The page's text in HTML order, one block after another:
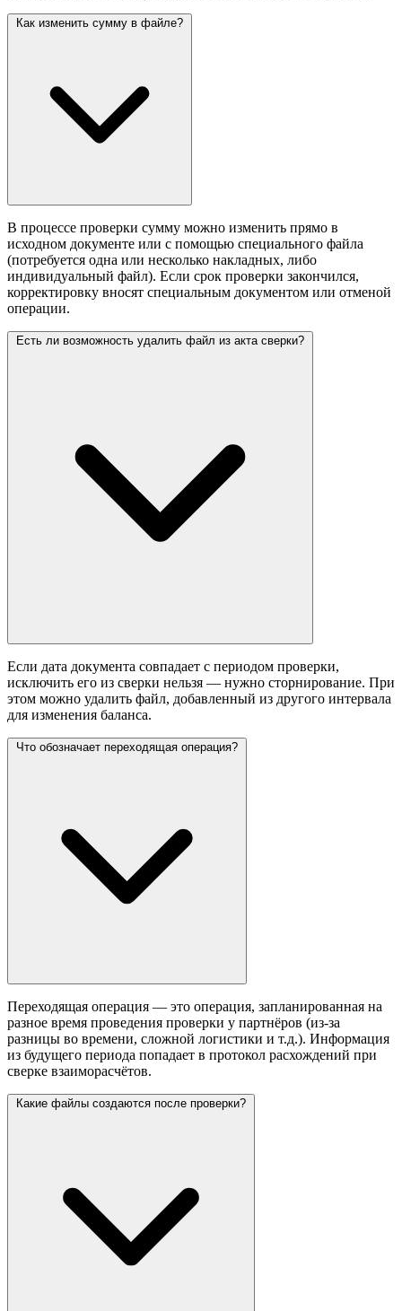
Как изменить сумму в файле?
В процессе проверки сумму можно изменить прямо в
исходном документе или с помощью специального файла
(потребуется одна или несколько накладных, либо
индивидуальный файл). Если срок проверки закончился,
корректировку вносят специальным документом или отменой
операции.
Есть ли возможность удалить файл из акта сверки?
Если дата документа совпадает с периодом проверки,
исключить его из сверки нельзя — нужно сторнирование. При
этом можно удалить файл, добавленный из другого интервала
для изменения баланса.
Что обозначает переходящая операция?
Переходящая операция — это операция, запланированная на
разное время проведения проверки у партнёров (из-за
разницы во времени, сложной логистики и т.д.). Информация
из будущего периода попадает в протокол расхождений при
сверке взаиморасчётов.
Какие файлы создаются после проверки?